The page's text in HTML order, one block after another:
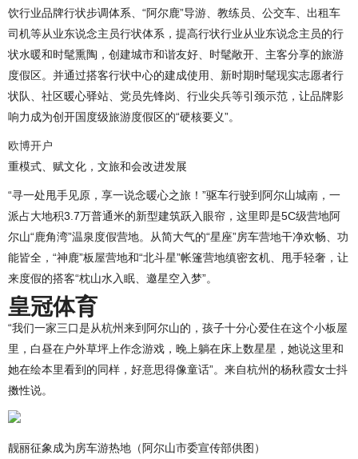
饮行业品牌行状步调体系、“阿尔鹿”导游、教练员、公交车、出租车
司机等从业东说念主员行状体系，提高行状行业从业东说念主员的行
状水暖和时髦熏陶，创建城市和谐友好、时髦敞开、主客分享的旅游
度假区。并通过搭客行状中心的建成使用、新时期时髦现实志愿者行
状队、社区暖心驿站、党员先锋岗、行业尖兵等引颈示范，让品牌影
响力成为创开国度级旅游度假区的“硬核要义”。
欧博开户
重模式、赋文化，文旅和会改进发展
“寻一处甩手见原，享一说念暖心之旅！”驱车行驶到阿尔山城南，一
派占大地积3.7万普通米的新型建筑跃入眼帘，这里即是5C级营地阿
尔山“鹿角湾”温泉度假营地。从简大气的“星座”房车营地干净欢畅、功
能皆全，“神鹿”板屋营地和“北斗星”帐篷营地缜密玄机、甩手轻奢，让
来度假的搭客“枕山水入眠、邀星空入梦”。
皇冠体育
“我们一家三口是从杭州来到阿尔山的，孩子十分心爱住在这个小板屋
里，白昼在户外草坪上作念游戏，晚上躺在床上数星星，她说这里和
她在绘本里看到的同样，好意思得像童话”。来自杭州的杨秋霞女士抖
擞性说。
靓丽征象成为房车游热地（阿尔山市委宣传部供图）